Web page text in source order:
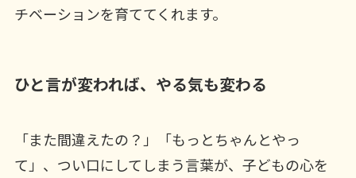
チベーションを育ててくれます。
ひと言が変われば、やる気も変わる
「また間違えたの？」「もっとちゃんとやっ
て」、つい口にしてしまう言葉が、子どもの心を